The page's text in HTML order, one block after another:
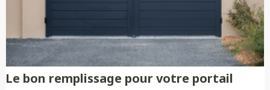
Le bon remplissage pour votre portail